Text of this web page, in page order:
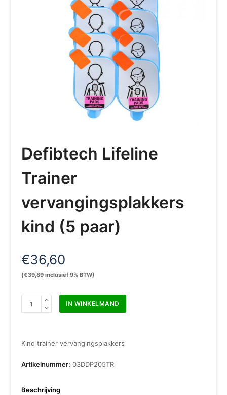
Defibtech Lifeline
Trainer
vervangingsplakkers
kind (5 paar)
€36,60
(€39,89 inclusief 9% BTW)
Defibtech
kind
paar)
IN WINKELMAND
Kind trainer vervangingsplakkers
Artikelnummer: 03DDP205TR
Beschrijving